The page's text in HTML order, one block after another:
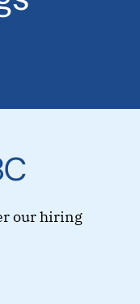
our hiring